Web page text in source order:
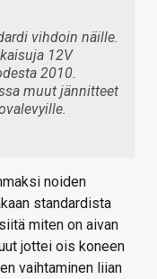
vihdoin näille.
12V
2010.
muut jännitteet
noiden
standardista
miten on aivan
jottei ois koneen
vaihtaminen liian